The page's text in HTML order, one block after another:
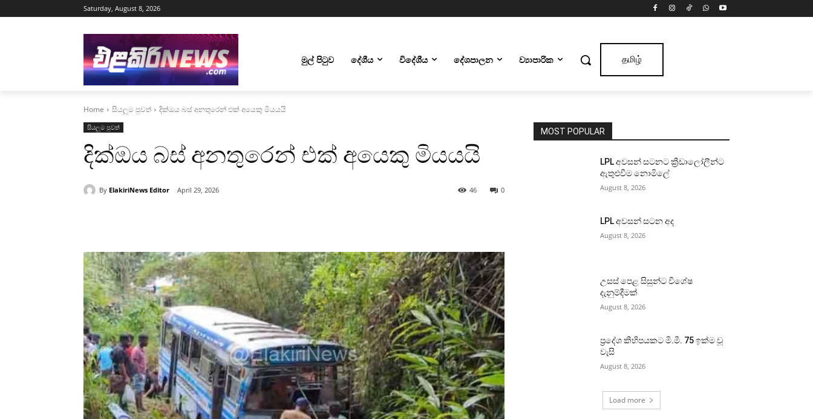
Saturday, August 8, 2026
මුල් පිටුව දේශීය විදේශීය දේශපාලන ව්‍යාපාරික தமிழ்
Home සියලුම පුවත් දික්ඔය බස් අනතුරෙන් එක් අයෙකු මියයයි
සියලුම පුවත්
දික්ඔය බස් අනතුරෙන් එක් අයෙකු මියයයි
By ElakiriNews Editor April 29, 2026 0
46
MOST POPULAR
LPL අවසන් සටනට ක්‍රීඩාලෝලීන්ට
ඇතුළුවීම නොමිලේ
August 8, 2026
LPL අවසන් සටන අද
August 8, 2026
උසස් පෙළ සිසුන්ට විශේෂ
දැනුම්දීමක්
August 8, 2026
ප්‍රදේශ කිහිපයකට මි.මී. 75 ඉක්ම වූ
වැසි
August 8, 2026
Load more